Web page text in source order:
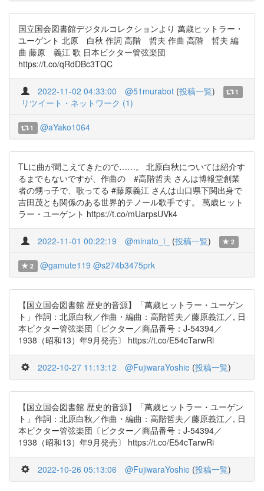
国立国会図書館デジタルコレクションより 萬歳ヒットラー・
ユーゲント 北原 白秋 作詞 高階 哲夫 作曲 高階 哲夫 編
曲 藤原 義江 歌 日本ビクター管弦楽団
https://t.co/qRdDBc3TQC
2022-11-02 04:33:00 @51murabot (投稿一覧) 1
リツイート・ネットワーク (1)
1 @aYako1064
TLに曲が聞こえてきたので……。 北原白秋については紹介す
るまでもないですが、作曲の #高階哲夫 さんは博報堂創業
者の甥っ子で、歌ってる #藤原義江 さんは山口県下関出身で
吉田茂とも関係のある世界的テノール歌手です。 萬歳ヒット
ラー・ユーゲント https://t.co/mUarpsUVk4
2022-11-01 00:22:19 @minato_i_ (投稿一覧) 2
2 @gamute119 @s274b3475prk
【国立国会図書館 歴史的音源】「萬歳ヒットラー・ユーゲン
ト」作詞：北原白秋／作曲・編曲：高階哲夫／藤原義江／, 日
本ビクター管弦楽団〔ビクター／商品番号：J-54394／
1938（昭和13）年9月発売〕 https://t.co/E54cTarwRi
2022-10-27 11:13:12 @FujiwaraYoshie (投稿一覧)
【国立国会図書館 歴史的音源】「萬歳ヒットラー・ユーゲン
ト」作詞：北原白秋／作曲・編曲：高階哲夫／藤原義江／, 日
本ビクター管弦楽団〔ビクター／商品番号：J-54394／
1938（昭和13）年9月発売〕 https://t.co/E54cTarwRi
2022-10-26 05:13:06 @FujiwaraYoshie (投稿一覧)